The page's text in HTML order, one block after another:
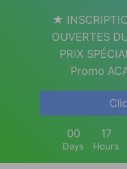
★
OUVERTES
PRIX
Promo
00
Days
17
Hours